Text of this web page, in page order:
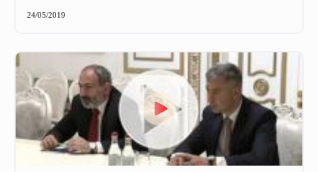
Մամուլը մեր մասին (2023-2024 թթ)
24/05/2019